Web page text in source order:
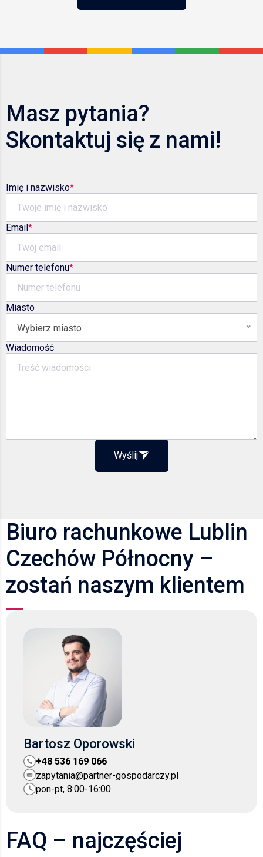
Masz pytania?
Skontaktuj się z nami!
Imię i nazwisko
Email
Numer telefonu
Miasto
Wybierz miasto
Wiadomość
Wyślij
Biuro rachunkowe Lublin
Czechów Północny –
zostań naszym klientem
Bartosz Oporowski
+48 536 169 066
zapytania@partner-gospodarczy.pl
pon-pt, 8:00-16:00
FAQ – najczęściej